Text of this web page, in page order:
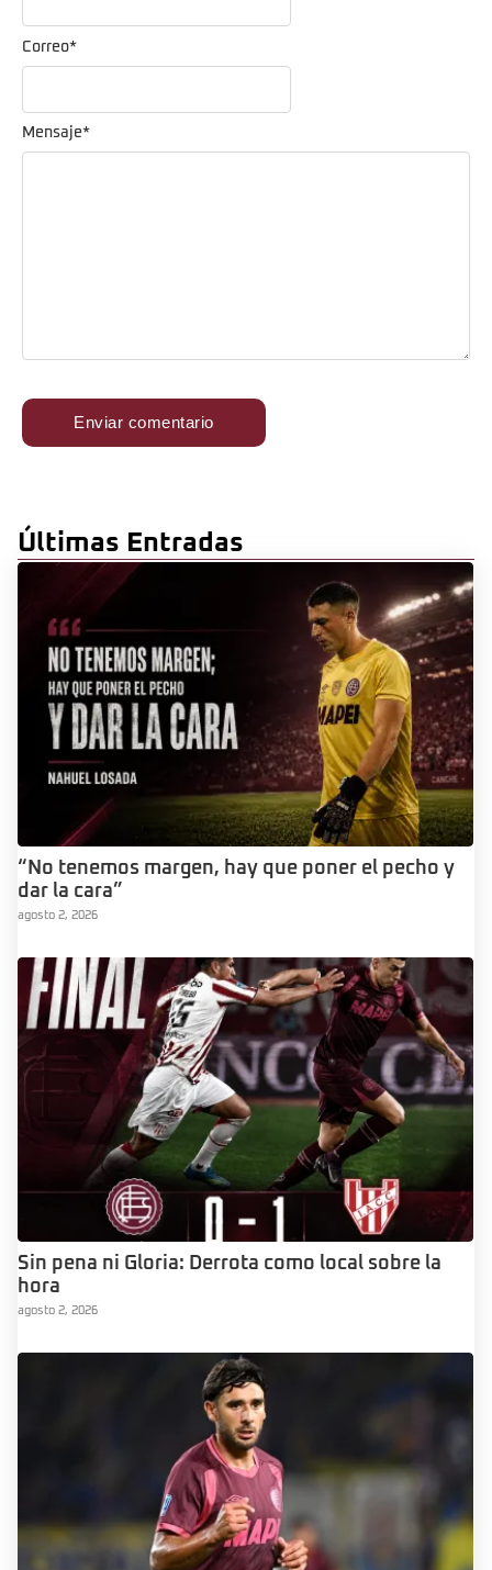
Mensaje*
Correo*
Últimas Entradas
“No tenemos margen, hay que poner el pecho y
dar la cara”
agosto 2, 2026
Sin pena ni Gloria: Derrota como local sobre la
hora
agosto 2, 2026